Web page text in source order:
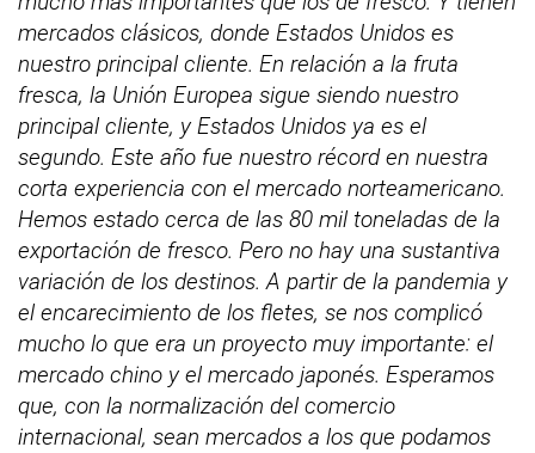
mercados clásicos, donde Estados Unidos es
nuestro principal cliente. En relación a la fruta
fresca, la Unión Europea sigue siendo nuestro
principal cliente, y Estados Unidos ya es el
segundo. Este año fue nuestro récord en nuestra
corta experiencia con el mercado norteamericano.
Hemos estado cerca de las 80 mil toneladas de la
exportación de fresco. Pero no hay una sustantiva
variación de los destinos. A partir de la pandemia y
el encarecimiento de los fletes, se nos complicó
mucho lo que era un proyecto muy importante: el
mercado chino y el mercado japonés. Esperamos
que, con la normalización del comercio
internacional, sean mercados a los que podamos